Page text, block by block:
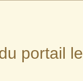
portail